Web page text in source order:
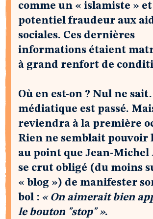
comme un « islamiste »
potentiel fraudeur aux
sociales. Ces dernières
informations étaient
à grand renfort de
Où en est-on ? Nul ne
médiatique est passé.
reviendra à la première
Rien ne semblait pouvoir
au point que Jean-Michel
se crut obligé (du moins
« blog ») de manifester
bol : « On aimerait bien
le bouton "stop" ».